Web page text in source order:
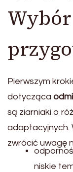
Pierwszym
dotycząca
są ziarniaki o
adaptacyjnych.
zwrócić uwagę
niskie